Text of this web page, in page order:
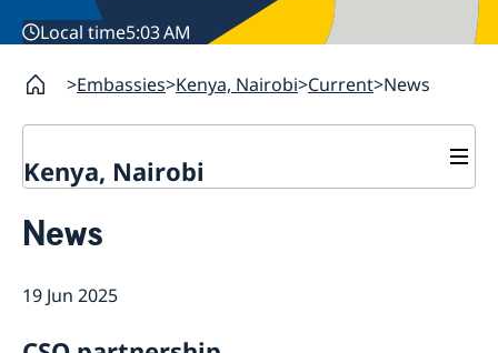
Local time5:03 AM
Embassies Kenya, Nairobi Current News
Kenya, Nairobi
About us
GDPR
News
News
19 Jun 2025